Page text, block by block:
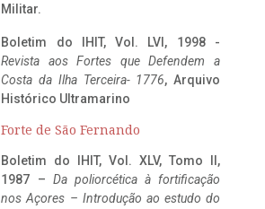
Militar.
Boletim do IHIT, Vol. LVI, 1998 -
Revista aos Fortes que Defendem a
Costa da Ilha Terceira- 1776, Arquivo
Histórico Ultramarino
Forte de São Fernando
Boletim do IHIT, Vol. XLV, Tomo II,
1987 – Da poliorcética à fortificação
nos Açores – Introdução ao estudo do